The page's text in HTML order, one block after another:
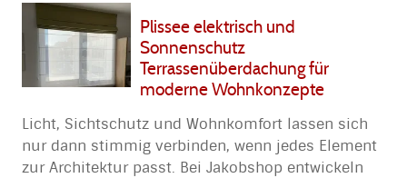
Plissee elektrisch und
Sonnenschutz
Terrassenüberdachung für
moderne Wohnkonzepte
Licht, Sichtschutz und Wohnkomfort lassen sich
nur dann stimmig verbinden, wenn jedes Element
zur Architektur passt. Bei Jakobshop entwickeln